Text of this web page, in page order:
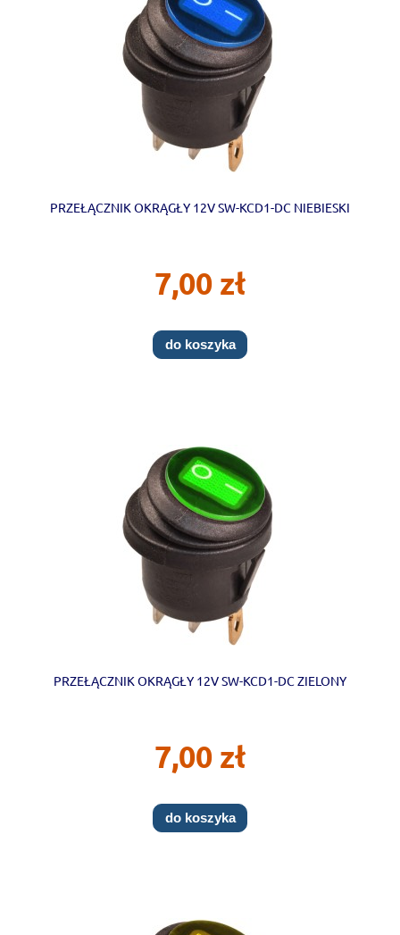
PRZEŁĄCZNIK OKRĄGŁY 12V SW-KCD1-DC NIEBIESKI
7,00 zł
do koszyka
PRZEŁĄCZNIK OKRĄGŁY 12V SW-KCD1-DC ZIELONY
7,00 zł
do koszyka